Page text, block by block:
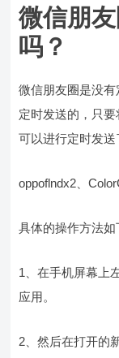
微信朋
吗？
微信朋友圈是没
定时发送的，只
可以进行定时发送
oppoflndx2、
具体的操作方法如
1、在手机屏幕上
应用。
2、然后在打开的